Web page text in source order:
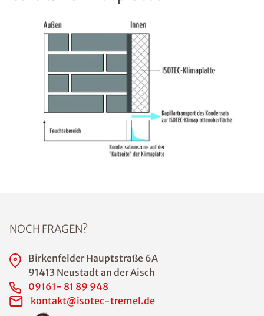
NOCH FRAGEN?
Birkenfelder Hauptstraße 6A
91413 Neustadt an der Aisch
09161- 81 89 948
kontakt@isotec-tremel.de